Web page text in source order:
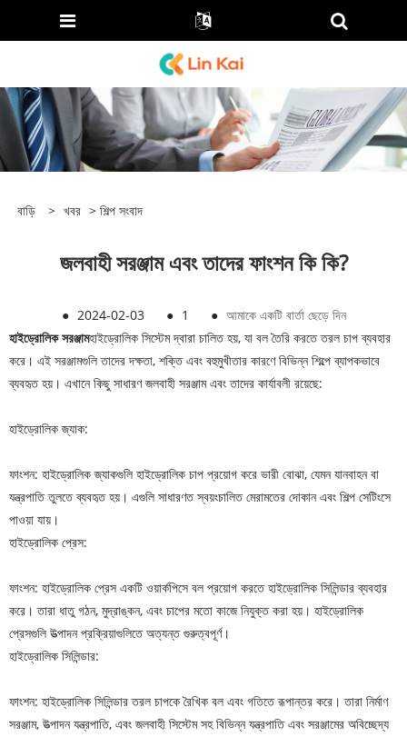
বাড়ি > খবর > শিল্প সংবাদ
জলবাহী সরঞ্জাম এবং তাদের ফাংশন কি কি?
● 2024-02-03 ● 1 ● আমাকে একটি বার্তা ছেড়ে দিন
হাইড্রোলিক সরঞ্জামহাইড্রোলিক সিস্টেম দ্বারা চালিত হয়, যা বল তৈরি করতে তরল চাপ ব্যবহার
করে। এই সরঞ্জামগুলি তাদের দক্ষতা, শক্তি এবং বহুমুখীতার কারণে বিভিন্ন শিল্পে ব্যাপকভাবে
ব্যবহৃত হয়। এখানে কিছু সাধারণ জলবাহী সরঞ্জাম এবং তাদের কার্যাবলী রয়েছে:
হাইড্রোলিক জ্যাক:
ফাংশন: হাইড্রোলিক জ্যাকগুলি হাইড্রোলিক চাপ প্রয়োগ করে ভারী বোঝা, যেমন যানবাহন বা
যন্ত্রপাতি তুলতে ব্যবহৃত হয়। এগুলি সাধারণত স্বয়ংচালিত মেরামতের দোকান এবং শিল্প সেটিংসে
পাওয়া যায়।
হাইড্রোলিক প্রেস:
ফাংশন: হাইড্রোলিক প্রেস একটি ওয়ার্কপিসে বল প্রয়োগ করতে হাইড্রোলিক সিলিন্ডার ব্যবহার
করে। তারা ধাতু গঠন, মুদ্রাঙ্কন, এবং চাপের মতো কাজে নিযুক্ত করা হয়। হাইড্রোলিক
প্রেসগুলি উত্পাদন প্রক্রিয়াগুলিতে অত্যন্ত গুরুত্বপূর্ণ।
হাইড্রোলিক সিলিন্ডার:
ফাংশন: হাইড্রোলিক সিলিন্ডার তরল চাপকে রৈখিক বল এবং গতিতে রূপান্তর করে। তারা নির্মাণ
সরঞ্জাম, উত্পাদন যন্ত্রপাতি, এবং জলবাহী সিস্টেম সহ বিভিন্ন যন্ত্রপাতি এবং সরঞ্জামের অবিচ্ছেদ্য